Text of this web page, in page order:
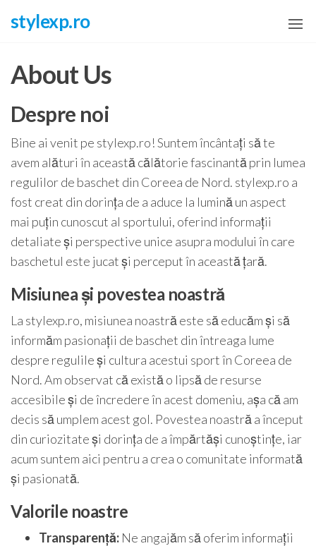
to
content
stylexp.ro
About Us
Despre noi
Bine ai venit pe stylexp.ro! Suntem încântați să te
avem alături în această călătorie fascinantă prin lumea
regulilor de baschet din Coreea de Nord. stylexp.ro a
fost creat din dorința de a aduce la lumină un aspect
mai puțin cunoscut al sportului, oferind informații
detaliate și perspective unice asupra modului în care
baschetul este jucat și perceput în această țară.
Misiunea și povestea noastră
La stylexp.ro, misiunea noastră este să educăm și să
informăm pasionații de baschet din întreaga lume
despre regulile și cultura acestui sport în Coreea de
Nord. Am observat că există o lipsă de resurse
accesibile și de încredere în acest domeniu, așa că am
decis să umplem acest gol. Povestea noastră a început
din curiozitate și dorința de a împărtăși cunoștințe, iar
acum suntem aici pentru a crea o comunitate informată
și pasionată.
Valorile noastre
Transparență: Ne angajăm să oferim informații